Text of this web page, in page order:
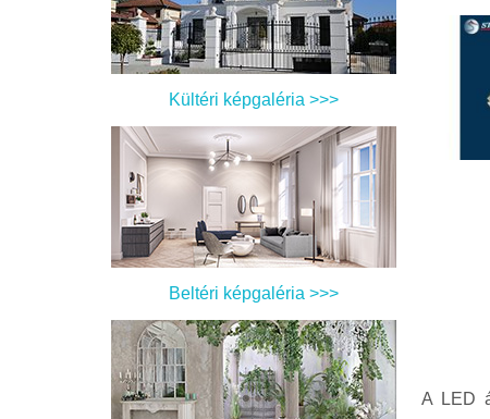
A LED
Kültéri képgaléria >>>
Beltéri képgaléria >>>